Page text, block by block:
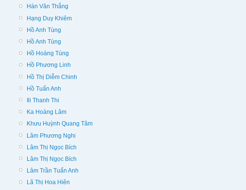
Hàn Văn Thắng
Hạng Duy Khiêm
Hồ Anh Tùng
Hồ Anh Tùng
Hồ Hoàng Tùng
Hồ Phương Linh
Hồ Thị Diễm Chinh
Hồ Tuấn Anh
Ili Thanh Thi
Ka Hoàng Lâm
Khưu Huỳnh Quang Tâm
Lâm Phương Nghi
Lâm Thị Ngọc Bích
Lâm Thị Ngọc Bích
Lâm Trần Tuấn Anh
Lã Thị Hoa Hiên